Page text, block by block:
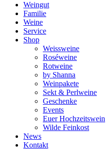
Weingut
Familie
Weine
Service
Shop
Weissweine
Roséweine
Rotweine
by Shanna
Weinpakete
Sekt & Perlweine
Geschenke
Events
Euer Hochzeitswein
Wilde Feinkost
News
Kontakt